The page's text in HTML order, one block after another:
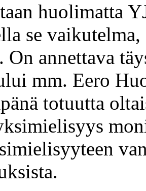
huolimatta
se
On annettava
mm. Eero
totuutta